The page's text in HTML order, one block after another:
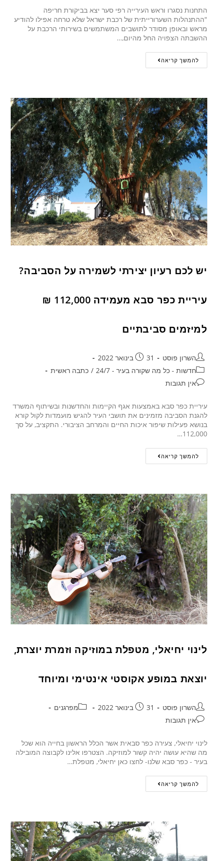
התחנות נסגרו וראש העירייה רפי סער יצא בביקורת חריפה
"ההתנהלות השערורייתית של רכבת ישראל שלא טרחה אפילו להודיע
מראש ובאופן מסודר לתושבים המשתמשים בשירותי הרכבת על
ההשבתה הצפויה החל מהיום,…
להמשך קריאה
יש לכם רעיון יצירתי לשמירה על הסביבה?
עיריית כפר סבא מעמידה 112,000 ₪
למיזמים סביבתיים
השרון פוסט
31 בינואר 2022
חדשות - כל מה שקורה בעיר - 24/7
/ כתבה ראשית
אין תגובות
עיריית כפר סבא באמצעות אגף הקיימות והחדשנות ובשיתוף המשרד
להגנת הסביבה מזמינים את תושבי העיר להגיש מועמדות לקול קורא
בנושא פעילות שיפור איכות החיים והמרחב הציבורי. התקציב, על סך
112,000…
להמשך קריאה
לינוי יחיאלי, מטפלת במוזיקה וזמרת יוצרת,
יוצאת במופע אקוסטי אינטימי ומיוחד
השרון פוסט 31 בינואר 2022
מפרגנים
אין תגובות
לינוי יחיאלי, צעירה כפר סבאית אשר הכלל הראשון בחייה הוא שכל
מה שהיא עושה יהיה קשור למוזיקה. הצטרפו אלינו לקבוצה המובילה
בעיר - כפר סבא שלנו- לחצו כאן יחיאלי, מטפלת…
להמשך קריאה